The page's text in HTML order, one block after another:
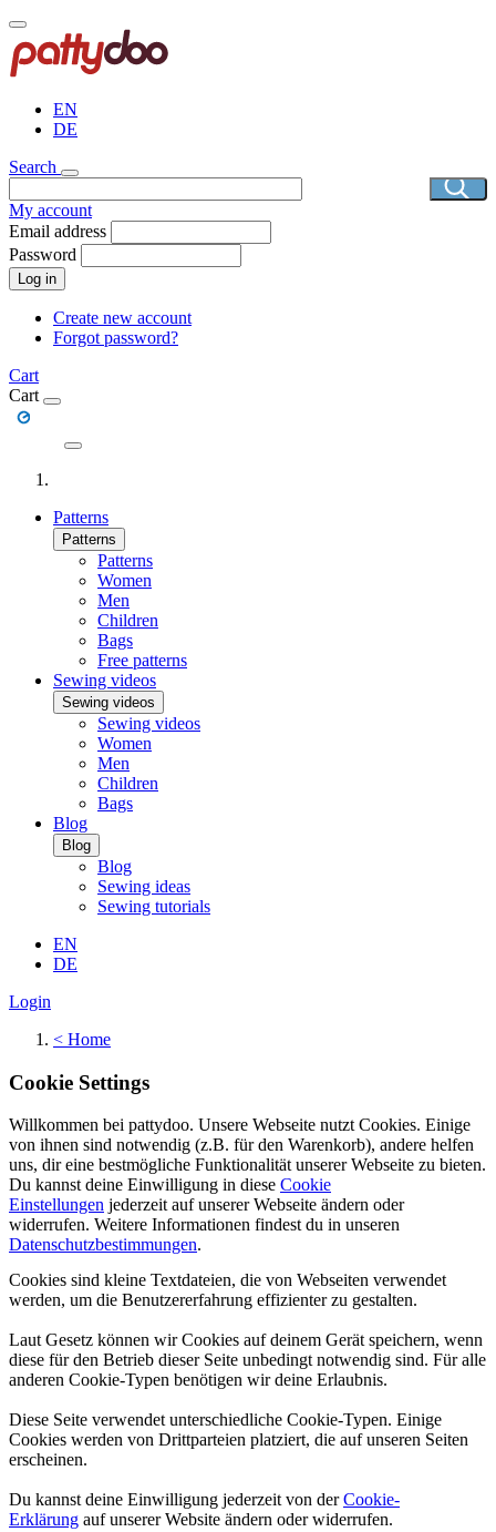
Skip
to
main
content
EN
DE
Search
My account
Email address
Password
Log in
Create new account
Forgot password?
Cart
Cart
Patterns
Patterns
Patterns
Women
Men
Children
Bags
Free patterns
Sewing videos
Sewing videos
Sewing videos
Women
Men
Children
Bags
Blog
Blog
Blog
Sewing ideas
Sewing tutorials
EN
DE
Login
< Home
Cookie Settings
Willkommen bei pattydoo. Unsere Webseite nutzt Cookies. Einige
von ihnen sind notwendig (z.B. für den Warenkorb), andere helfen
uns, dir eine bestmögliche Funktionalität unserer Webseite zu bieten.
Du kannst deine Einwilligung in diese Cookie
Einstellungen jederzeit auf unserer Webseite ändern oder
widerrufen. Weitere Informationen findest du in unseren
Datenschutzbestimmungen.
Cookies sind kleine Textdateien, die von Webseiten verwendet
werden, um die Benutzererfahrung effizienter zu gestalten.
Laut Gesetz können wir Cookies auf deinem Gerät speichern, wenn
diese für den Betrieb dieser Seite unbedingt notwendig sind. Für alle
anderen Cookie-Typen benötigen wir deine Erlaubnis.
Diese Seite verwendet unterschiedliche Cookie-Typen. Einige
Cookies werden von Drittparteien platziert, die auf unseren Seiten
erscheinen.
Du kannst deine Einwilligung jederzeit von derCookie-
Erklärung auf unserer Website ändern oder widerrufen.